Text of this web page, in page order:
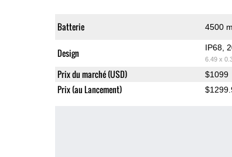
Batterie 4500
Design IP68,
6.49 x
Prix du marché (USD) $1099
Prix (au Lancement)